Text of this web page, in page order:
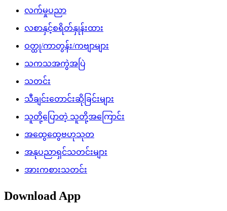
လက်မှုပညာ
လစာနှင့်စရိတ်နှုန်းထား
ဝတ္ထု/ကာတွန်း/ကဗျာများ
သကသအကွဲအပြဲ
သတင်း
သီချင်းတောင်းဆိုခြင်းများ
သူတို့ပြောတဲ့ သူတို့အကြောင်း
အထွေထွေဗဟုသုတ
အနုပညာရှင်သတင်းများ
အားကစားသတင်း
Download App